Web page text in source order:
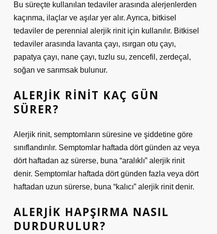
Bu süreçte kullanılan tedaviler arasında alerjenlerden
kaçınma, ilaçlar ve aşılar yer alır. Ayrıca, bitkisel
tedaviler de perennial alerjik rinit için kullanılır. Bitkisel
tedaviler arasında lavanta çayı, ısırgan otu çayı,
papatya çayı, nane çayı, tuzlu su, zencefil, zerdeçal,
soğan ve sarımsak bulunur.
ALERJIK RINIT KAÇ GÜN
SÜRER?
Alerjik rinit, semptomların süresine ve şiddetine göre
sınıflandırılır. Semptomlar haftada dört günden az veya
dört haftadan az sürerse, buna “aralıklı” alerjik rinit
denir. Semptomlar haftada dört günden fazla veya dört
haftadan uzun sürerse, buna “kalıcı” alerjik rinit denir.
ALERJIK HAPŞIRMA NASIL
DURDURULUR?